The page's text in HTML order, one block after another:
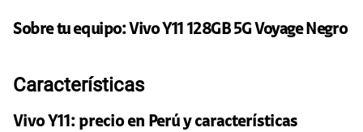
110GBen alta velocidad
Paga solo S/ 109.90
Sobre tu equipo: Vivo Y11 128GB 5G Voyage Negro
Características
Vivo Y11: precio en Perú y características